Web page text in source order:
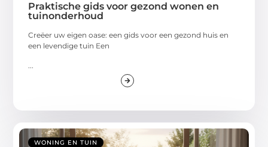
Praktische gids voor gezond wonen en
tuinonderhoud
Creëer uw eigen oase: een gids voor een gezond huis en
een levendige tuin Een
WONING EN TUIN